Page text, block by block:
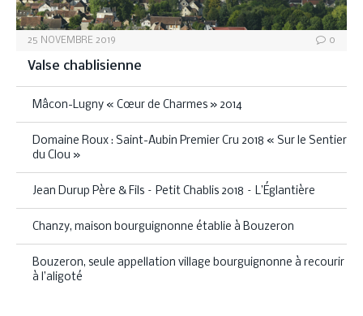
25 NOVEMBRE 2019 0
Valse chablisienne
Mâcon-Lugny « Cœur de Charmes » 2014
Domaine Roux : Saint-Aubin Premier Cru 2018 « Sur le Sentier
du Clou »
Jean Durup Père & Fils – Petit Chablis 2018 – L’Églantière
Chanzy, maison bourguignonne établie à Bouzeron
Bouzeron, seule appellation village bourguignonne à recourir
à l’aligoté